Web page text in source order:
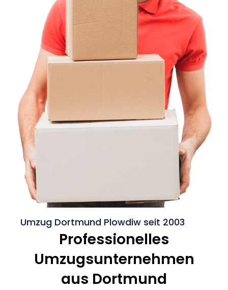
Umzug Dortmund Plowdiw seit 2003
Professionelles
Umzugsunternehmen
aus Dortmund